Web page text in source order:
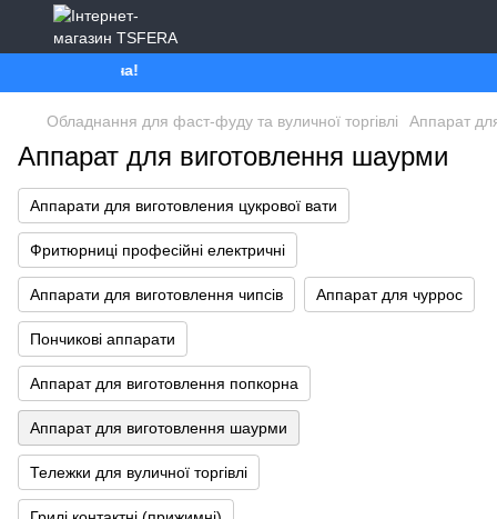
буде Україна!
Обладнання для фаст-фуду та вуличної торгівлі Аппарат
Аппарат для виготовлення шаурми
Аппарати для виготовления цукрової вати
Фритюрниці професійні електричні
Аппарати для виготовлення чипсів Аппарат для чуррос
Пончикові аппарати
Аппарат для виготовлення попкорна
Аппарат для виготовлення шаурми
Тележки для вуличної торгівлі